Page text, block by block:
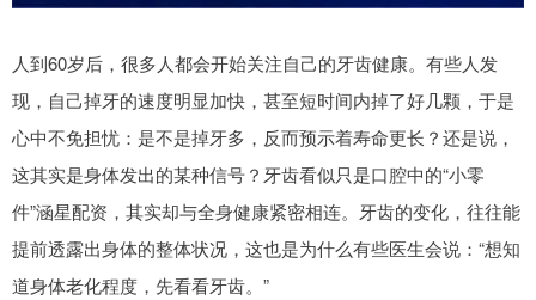
人到60岁后，很多人都会开始关注自己的牙齿健康。有些人发
现，自己掉牙的速度明显加快，甚至短时间内掉了好几颗，于是
心中不免担忧：是不是掉牙多，反而预示着寿命更长？还是说，
这其实是身体发出的某种信号？牙齿看似只是口腔中的“小零
件”涵星配资，其实却与全身健康紧密相连。牙齿的变化，往往能
提前透露出身体的整体状况，这也是为什么有些医生会说：“想知
道身体老化程度，先看看牙齿。”